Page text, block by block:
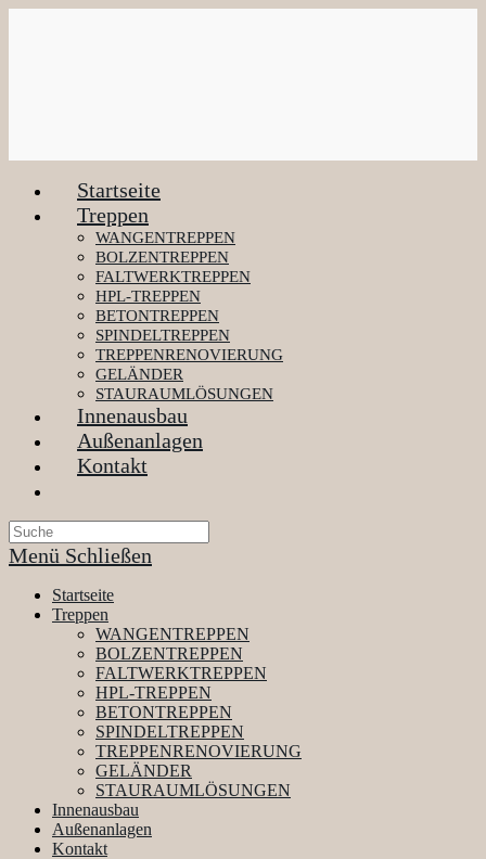
Startseite
Treppen
WANGENTREPPEN
BOLZENTREPPEN
FALTWERKTREPPEN
HPL-TREPPEN
BETONTREPPEN
SPINDELTREPPEN
TREPPENRENOVIERUNG
GELÄNDER
STAURAUMLÖSUNGEN
Innenausbau
Außenanlagen
Kontakt
umschalten
Menü Schließen
Startseite
Treppen
WANGENTREPPEN
BOLZENTREPPEN
FALTWERKTREPPEN
HPL-TREPPEN
BETONTREPPEN
SPINDELTREPPEN
TREPPENRENOVIERUNG
GELÄNDER
STAURAUMLÖSUNGEN
Innenausbau
Außenanlagen
Kontakt